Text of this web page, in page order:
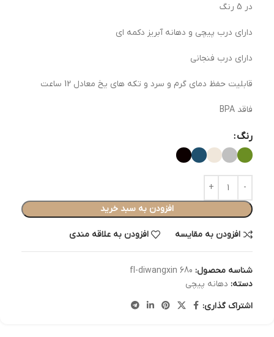
در 5 رنگ
دارای درب پیچی و دهانه آبریز دکمه ای
دارای درب فنجانی
قابلیت حفظ دمای گرم و سرد و تکه های یخ معادل 12 ساعت
فاقد BPA
رنگ
افزودن به سبد خرید
افزودن به مقایسه افزودن به علاقه مندی
شناسه محصول: fl-diwangxin 680
دسته: دهانه پیچی
اشتراک گذاری: